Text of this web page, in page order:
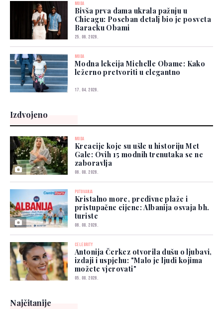
MODA
Bivša prva dama ukrala pažnju u
Chicagu: Poseban detalj bio je posveta
Baracku Obami
25. 06. 2026.
MODA
Modna lekcija Michelle Obame: Kako
ležerno pretvoriti u elegantno
17. 04. 2026.
Izdvojeno
MODA
Kreacije koje su ušle u historiju Met
Gale: Ovih 15 modnih trenutaka se ne
zaboravlja
06. 08. 2026.
PUTOVANJA
Kristalno more, predivne plaže i
pristupačne cijene: Albanija osvaja bh.
turiste
06. 08. 2026.
CELEBRITY
Antonija Čerkez otvorila dušu o ljubavi,
izdaji i uspjehu: "Malo je ljudi kojima
možete vjerovati"
05. 08. 2026.
Najčitanije